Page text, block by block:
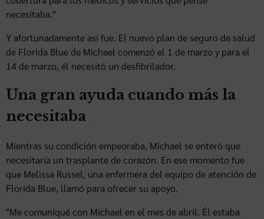
necesitaba."
Y afortunadamente así fue. El nuevo plan de seguro de salud
de Florida Blue de Michael comenzó el 1 de marzo y para el
14 de marzo, él necesitó un desfibrilador.
Una gran ayuda cuando más la
necesitaba
Mientras su condición empeoraba, Michael se enteró que
necesitaría un trasplante de corazón. En ese momento fue
que Melissa Russel, una enfermera del equipo de atención de
Florida Blue, llamó para ofrecer su apoyo.
"Me comuniqué con Michael en el mes de abril. Él estaba